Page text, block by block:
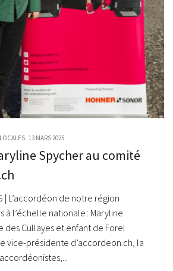
13 MARS 2025
Spycher au comité
| L’accordéon de notre région
à l’échelle nationale : Maryline
des Cullayes et enfant de Forel
vice-présidente d’accordeon.ch, la